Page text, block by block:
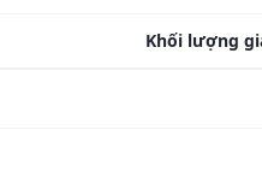
Khối lượng